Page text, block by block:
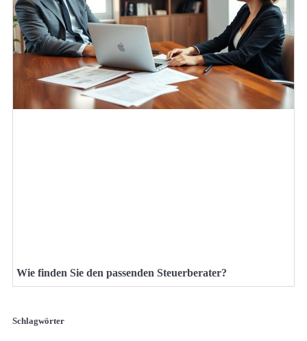
Wie finden Sie den passenden Steuerberater?
Schlagwörter